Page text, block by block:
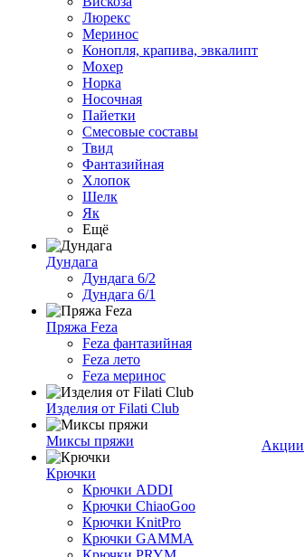
Люрекс
Меринос
Конопля, крапива, эвкалипт
Мохер
Норка
Носочная
Пайетки
Смесовые составы
Твид
Фантазийная
Хлопок
Шелк
Як
Ещё
Дундага
Дундага 6/2
Дундага 6/1
Пряжа Feza
Feza фантазийная
Feza лето
Feza меринос
Изделия от Filati Club
Миксы пряжи
Крючки
Крючки ADDI
Крючки ChiaoGoo
Крючки KnitPro
Крючки GAMMA
Акции